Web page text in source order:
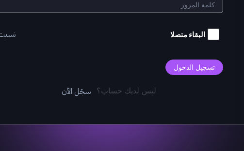
البقاء متصلا
تسجيل الدخول
ليس لديك حساب؟ سجّل الآن